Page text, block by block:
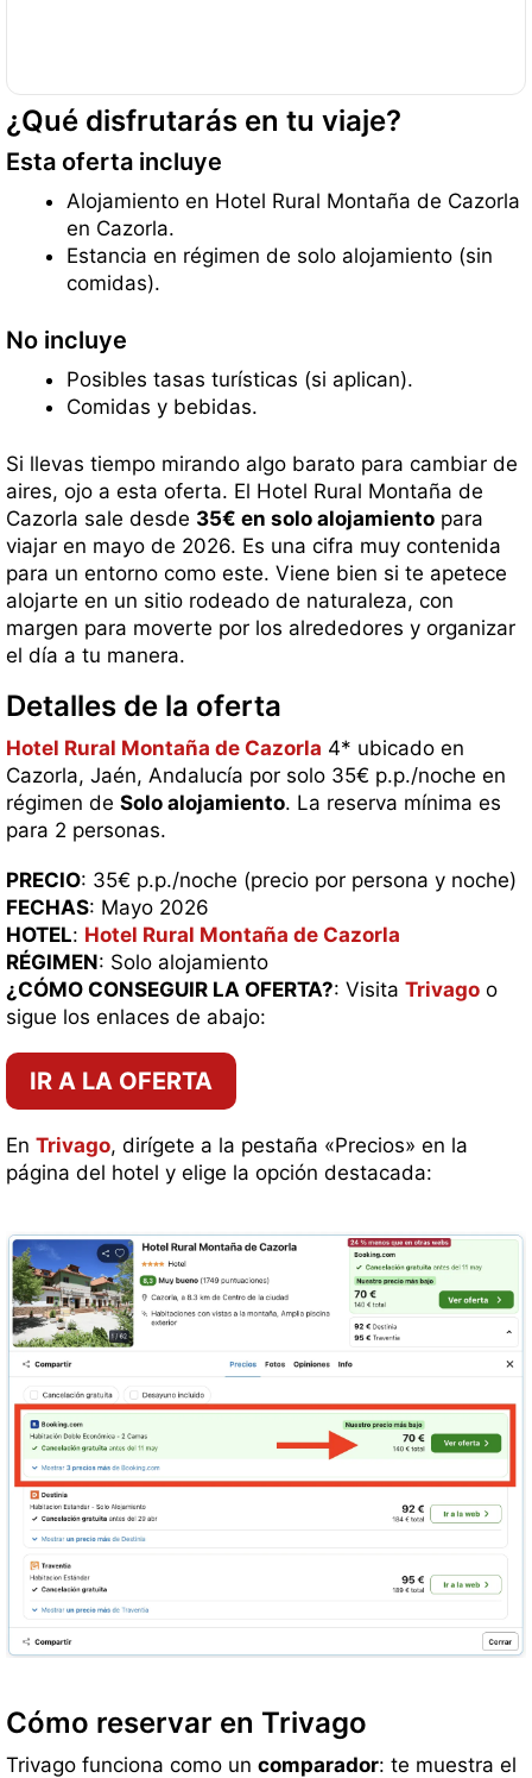
¿Qué disfrutarás en tu viaje?
Esta oferta incluye
Alojamiento en Hotel Rural Montaña de Cazorla
en Cazorla.
Estancia en régimen de solo alojamiento (sin
comidas).
No incluye
Posibles tasas turísticas (si aplican).
Comidas y bebidas.
Si llevas tiempo mirando algo barato para cambiar de
aires, ojo a esta oferta. El Hotel Rural Montaña de
Cazorla sale desde 35€ en solo alojamiento para
viajar en mayo de 2026. Es una cifra muy contenida
para un entorno como este. Viene bien si te apetece
alojarte en un sitio rodeado de naturaleza, con
margen para moverte por los alrededores y organizar
el día a tu manera.
Detalles de la oferta
Hotel Rural Montaña de Cazorla 4* ubicado en
Cazorla, Jaén, Andalucía por solo 35€ p.p./noche en
régimen de Solo alojamiento. La reserva mínima es
para 2 personas.
PRECIO: 35€ p.p./noche (precio por persona y noche)
FECHAS: Mayo 2026
HOTEL: Hotel Rural Montaña de Cazorla
RÉGIMEN: Solo alojamiento
¿CÓMO CONSEGUIR LA OFERTA?: Visita Trivago o
sigue los enlaces de abajo:
IR A LA OFERTA
En Trivago, dirígete a la pestaña «Precios» en la
página del hotel y elige la opción destacada:
Cómo reservar en Trivago
Trivago funciona como un comparador: te muestra el